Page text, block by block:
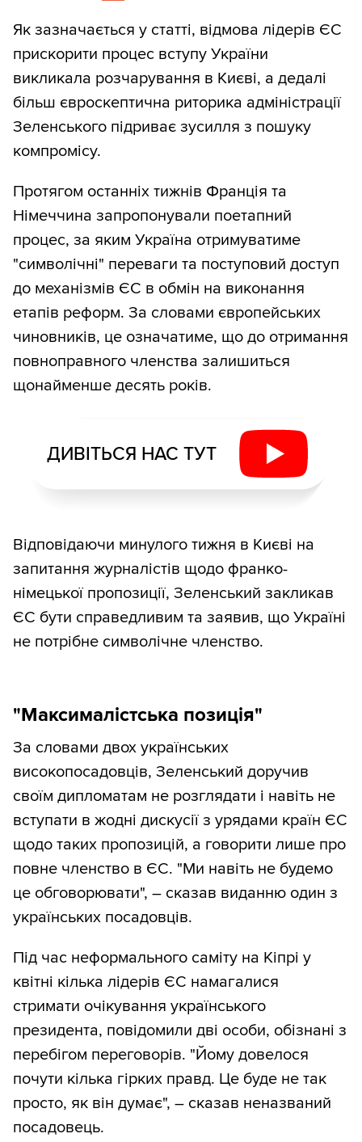
Як зазначається у статті, відмова лідерів ЄС
прискорити процес вступу України
викликала розчарування в Києві, а дедалі
більш євроскептична риторика адміністрації
Зеленського підриває зусилля з пошуку
компромісу.
Протягом останніх тижнів Франція та
Німеччина запропонували поетапний
процес, за яким Україна отримуватиме
"символічні" переваги та поступовий доступ
до механізмів ЄС в обмін на виконання
етапів реформ. За словами європейських
чиновників, це означатиме, що до отримання
повноправного членства залишиться
щонайменше десять років.
ДИВІТЬСЯ НАС ТУТ
Відповідаючи минулого тижня в Києві на
запитання журналістів щодо франко-
німецької пропозиції, Зеленський закликав
ЄС бути справедливим та заявив, що Україні
не потрібне символічне членство.
"Максималістська позиція"
За словами двох українських
високопосадовців, Зеленський доручив
своїм дипломатам не розглядати і навіть не
вступати в жодні дискусії з урядами країн ЄС
щодо таких пропозицій, а говорити лише про
повне членство в ЄС. "Ми навіть не будемо
це обговорювати", – сказав виданню один з
українських посадовців.
Під час неформального саміту на Кіпрі у
квітні кілька лідерів ЄС намагалися
стримати очікування українського
президента, повідомили дві особи, обізнані з
перебігом переговорів. "Йому довелося
почути кілька гірких правд. Це буде не так
просто, як він думає", – сказав неназваний
посадовець.